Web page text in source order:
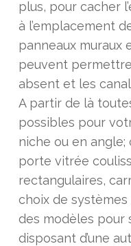
plus, pour cacher
à l’emplacement
panneaux muraux
peuvent
absent et les
A partir de là
possibles pour
niche ou en
porte vitrée
rectangulaires,
choix de
des modèles pour
disposant d’une